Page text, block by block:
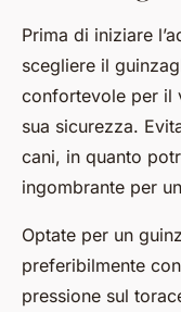
Prima di iniziare
scegliere il
confortevole per il
sua sicurezza.
cani, in quanto
ingombrante per
Optate per un
preferibilmente
pressione sul